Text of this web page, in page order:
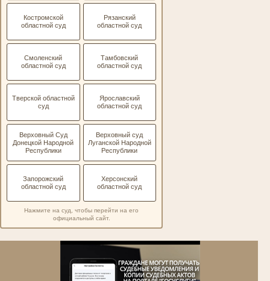
Костромской
областной суд
Рязанский
областной суд
Смоленский
областной суд
Тамбовский
областной суд
Тверской областной
суд
Ярославский
областной суд
Верховный Суд
Донецкой Народной
Республики
Верховный суд
Луганской Народной
Республики
Запорожский
областной суд
Херсонский
областной суд
Нажмите на суд, чтобы перейти на его
официальный сайт.